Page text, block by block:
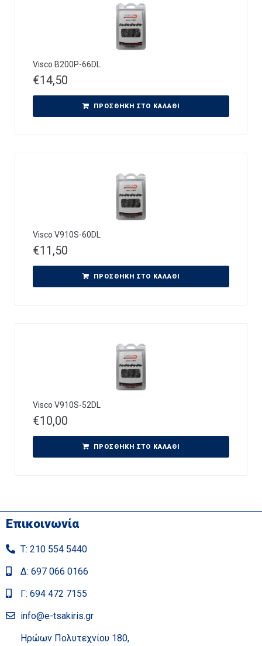
Visco B200P-66DL
€14,50
ΠΡΟΣΘΉΚΗ ΣΤΟ ΚΑΛΆΘΙ
Visco V910S-60DL
€11,50
ΠΡΟΣΘΉΚΗ ΣΤΟ ΚΑΛΆΘΙ
Visco V910S-52DL
€10,00
ΠΡΟΣΘΉΚΗ ΣΤΟ ΚΑΛΆΘΙ
Επικοινωνία
Τ: 210 554 5440
Δ: 697 066 0166
Γ: 694 472 7155
info@e-tsakiris.gr
Ηρώων Πολυτεχνίου 180,